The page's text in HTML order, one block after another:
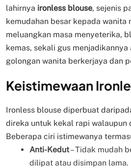
lahirnya ironless blouse, sejenis
kemudahan besar kepada wanita
meluangkan masa menyeterika,
kemas, sekali gus
golongan wanita berkerjaya dan
Keistimewaan
Ironless blouse diperbuat
direka untuk kekal rapi walaupun
Beberapa ciri istimewanya
Anti-Kedut– Tidak mudah
dilipat atau disimpan lama.